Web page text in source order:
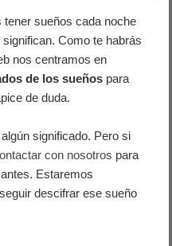
tener sueños cada noche
Como te habrás
nos centramos en
de los sueños para
de duda.
significado. Pero si
con nosotros para
Estaremos
descifrar ese sueño